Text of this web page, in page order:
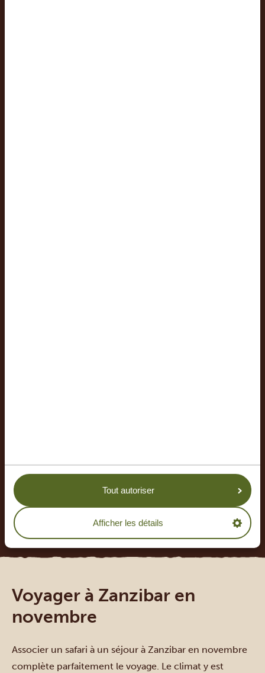
Tout autoriser
Afficher les détails
Voyager à Zanzibar en
novembre
Associer un safari à un séjour à Zanzibar en novembre
complète parfaitement le voyage. Le climat y est